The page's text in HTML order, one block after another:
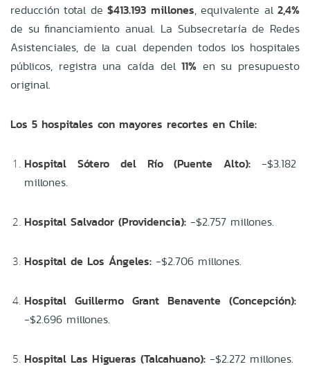
reducción total de$413.193 millones, equivalente al2,4%
de su financiamiento anual. La Subsecretaría de Redes
Asistenciales, de la cual dependen todos los hospitales
públicos, registra una caída del11% en su presupuesto
original.
Los 5 hospitales con mayores recortes en Chile:
Hospital Sótero del Río (Puente Alto): -$3.182
millones.
Hospital Salvador (Providencia): -$2.757 millones.
Hospital de Los Ángeles: -$2.706 millones.
Hospital Guillermo Grant Benavente (Concepción):
-$2.696 millones.
Hospital Las Higueras (Talcahuano): -$2.272 millones.